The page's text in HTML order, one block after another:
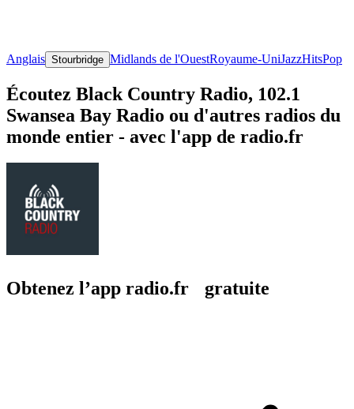
Anglais Stourbridge Midlands de l'OuestRoyaume-UniJazzHitsPop
Écoutez Black Country Radio, 102.1
Swansea Bay Radio ou d'autres radios du
monde entier - avec l'app de radio.fr
Obtenez l’app radio.fr gratuite